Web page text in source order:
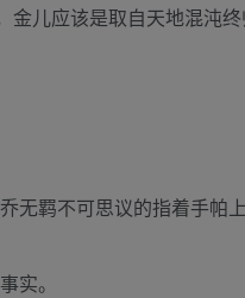
儿应该是取自天地混沌终
羁不可思议的指着手帕上
实。